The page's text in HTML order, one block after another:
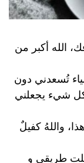
الله أكبر من
تُسعدني دون
شيء يجعلني
واللهُ كفيلٌ
طريقي و